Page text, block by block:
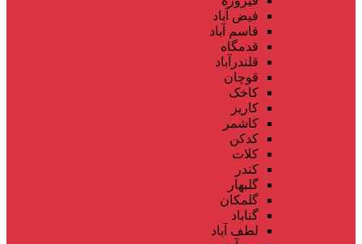
فیض آباد
قاسم آباد
قدمگاه
قلندرآباد
قوچان
کاخک
کاریز
کاشمر
کدکن
کلات
کندر
گلبهار
گلمکان
گناباد
لطف آباد